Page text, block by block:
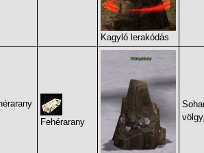
Kagyló lerakódás
Fehérarany